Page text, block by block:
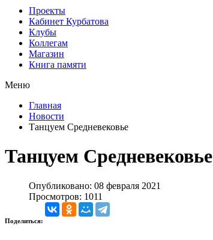
Проекты
Кабинет Курбатова
Клубы
Коллегам
Магазин
Книга памяти
Меню
Главная
Новости
Танцуем Средневековье
Танцуем Средневековье
Опубликовано: 08 февраля 2021
Просмотров: 1011
Поделиться: